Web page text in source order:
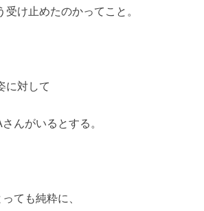
け止めたのかってこと。
に対して
んがいるとする。
ても純粋に、